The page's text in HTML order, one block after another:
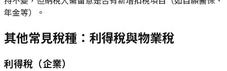
年金等）。
其他常見稅種：利得稅與物業稅
利得稅（企業）